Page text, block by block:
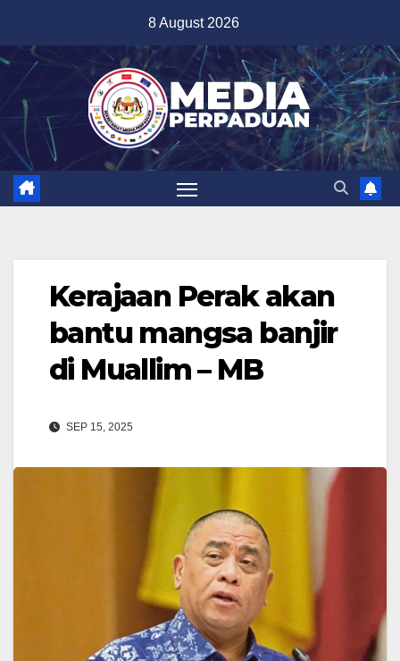
content
8 August 2026
Kerajaan Perak akan
bantu mangsa banjir
di Muallim – MB
SEP 15, 2025